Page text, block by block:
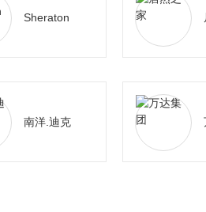
Sheraton
南洋.迪克